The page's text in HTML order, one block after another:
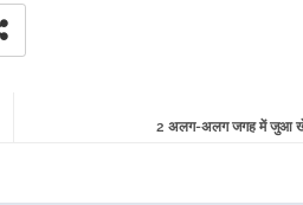
2 अलग-अलग जगह में जुआ खेल